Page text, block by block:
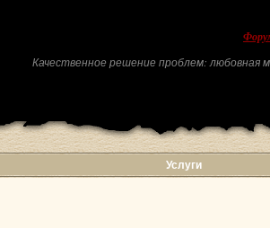
Качественное решение проблем: любовная
Услуги